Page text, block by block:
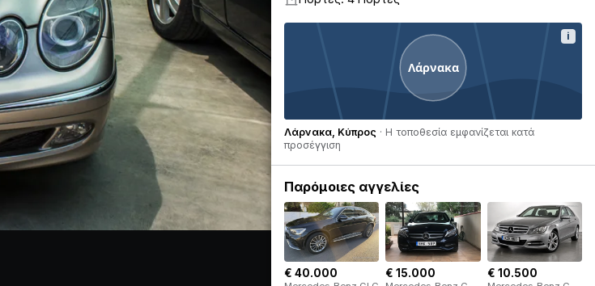
Λάρνακα
i
Λάρνακα, Κύπρος · Η τοποθεσία εμφανίζεται κατά
προσέγγιση
Παρόμοιες αγγελίες
€ 40.000 € 15.000 € 10.500